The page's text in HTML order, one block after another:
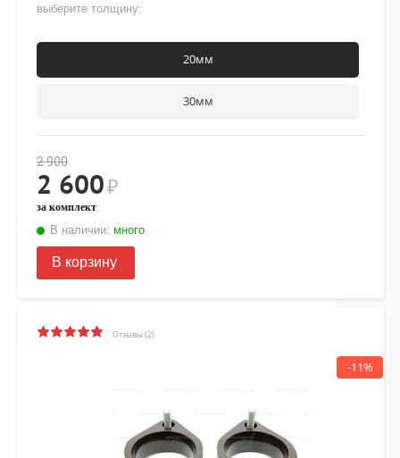
выберите толщину:
20мм
30мм
2 900
2 600₽
за комплект
В наличии: много
В корзину
Отзывы (2)
-11%